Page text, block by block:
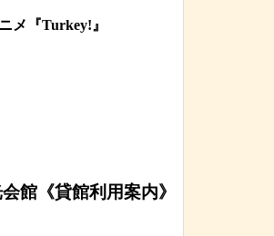
メ『Turkey!』
館《貸館利用案内》